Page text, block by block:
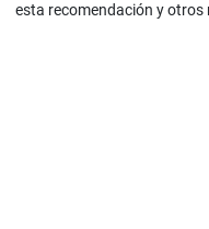
esta recomendación y otros